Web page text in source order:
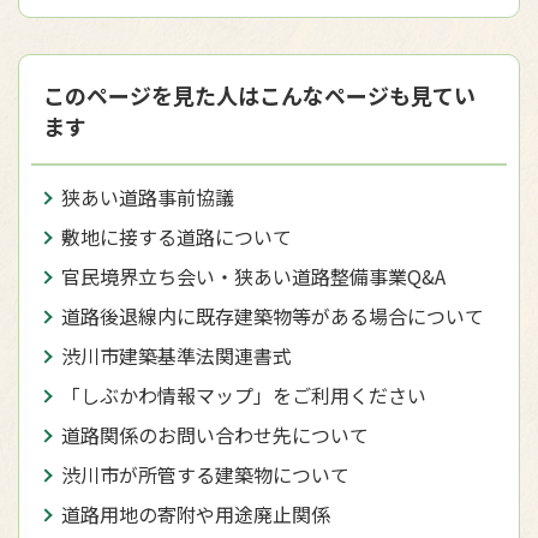
このページを見た人はこんなページも見てい
ます
狭あい道路事前協議
敷地に接する道路について
官民境界立ち会い・狭あい道路整備事業Q&A
道路後退線内に既存建築物等がある場合について
渋川市建築基準法関連書式
「しぶかわ情報マップ」をご利用ください
道路関係のお問い合わせ先について
渋川市が所管する建築物について
道路用地の寄附や用途廃止関係